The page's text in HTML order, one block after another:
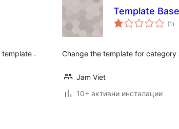
.
Template
(1 )
Change the template for
Jam Viet
10+ активни инсталации